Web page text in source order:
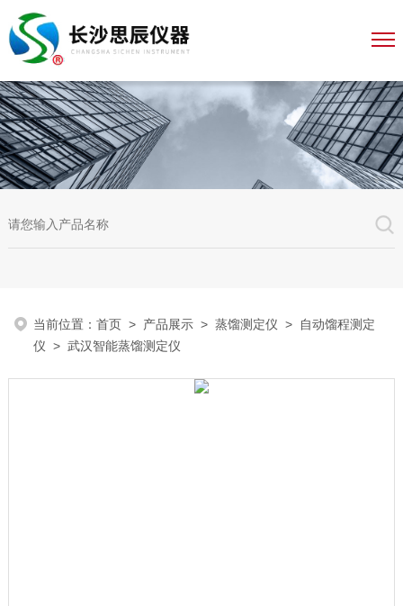
当前位置：首页 > 产品展示 >蒸馏测定仪 > 自动馏程测定
仪 > 武汉智能蒸馏测定仪